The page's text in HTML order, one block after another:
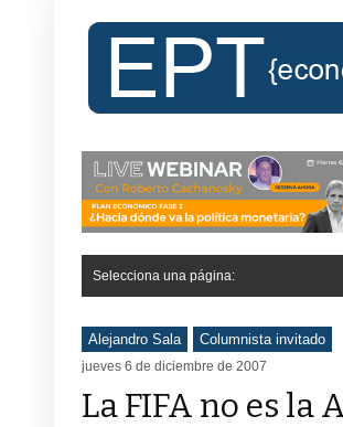
Selecciona una página:
Alejandro Sala Columnista invitado
jueves 6 de diciembre de 2007
La FIFA no es la